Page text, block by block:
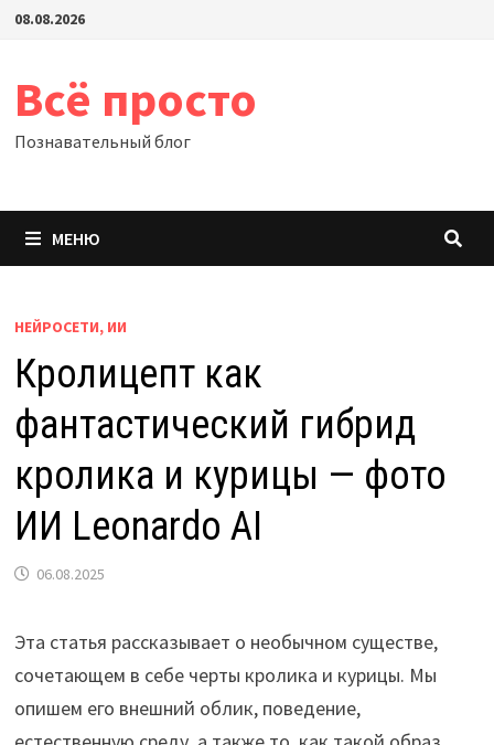
Перейти
08.08.2026
Всё просто
Познавательный блог
МЕНЮ
НЕЙРОСЕТИ, ИИ
Кролицепт как
фантастический гибрид
кролика и курицы — фото
ИИ Leonardo AI
06.08.2025
Эта статья рассказывает о необычном существе,
сочетающем в себе черты кролика и курицы. Мы
опишем его внешний облик, поведение,